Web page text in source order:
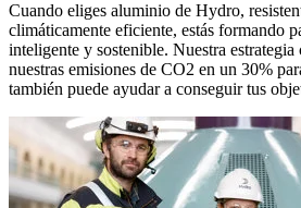
Cuando eliges aluminio de Hydro,
climáticamente eficiente, estás formando
inteligente y sostenible. Nuestra
nuestras emisiones de CO2 en un 30%
también puede ayudar a conseguir tus